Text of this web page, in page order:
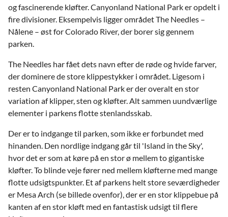
og fascinerende kløfter. Canyonland National Park er opdelt i
fire divisioner. Eksempelvis ligger området The Needles –
Nålene – øst for Colorado River, der borer sig gennem
parken.
The Needles har fået dets navn efter de røde og hvide farver,
der dominere de store klippestykker i området. Ligesom i
resten Canyonland National Park er der overalt en stor
variation af klipper, sten og kløfter. Alt sammen uundværlige
elementer i parkens flotte stenlandsskab.
Der er to indgange til parken, som ikke er forbundet med
hinanden. Den nordlige indgang går til 'Island in the Sky',
hvor det er som at køre på en stor ø mellem to gigantiske
kløfter. To blinde veje fører ned mellem kløfterne med mange
flotte udsigtspunkter. Et af parkens helt store seværdigheder
er Mesa Arch (se billede ovenfor), der er en stor klippebue på
kanten af en stor kløft med en fantastisk udsigt til flere